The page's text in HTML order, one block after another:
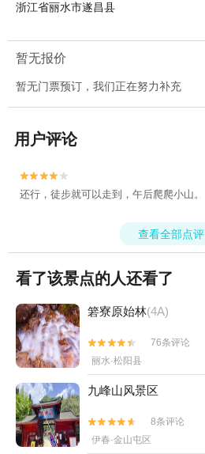
浙江省丽水市遂昌县
暂无报价
暂无门票预订，我们正在努力补充
用户评论


还行，徒步就可以走到，午后爬爬小山。
查看全部点评
看了该景点的人还看了
箬寮原始林(4A)


76条评论
丽水·松阳县
九峰山风景区


8条评论
伊春·金山屯区